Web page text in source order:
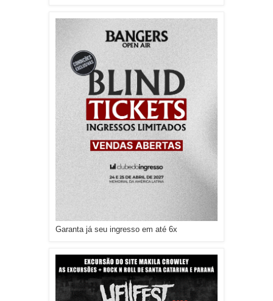
Garanta já seu ingresso em até 6x